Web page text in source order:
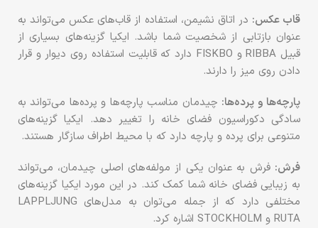
قاب عکس: در اتاق نشیمن، استفاده از قاب‌های عکس می‌تواند به
عنوان بازتابی از شخصیت شما باشد. ایکیا گزینه‌های بسیاری از
قبیل RIBBA و FISKBO دارد که قابلیت استفاده روی دیوار و قرار
دادن روی میز را دارند.
پارچه‌ها و پرده‌ها: چیدمان مناسب پارچه‌ها و پرده‌ها می‌تواند به
سادگی دکوراسیون فضای خانه را تغییر دهد. ایکیا گزینه‌های
متنوعی برای پرده‌ و پارچه‌ دارد که با محیط اطراف سازگار هستند.
فرش: فرش به عنوان یکی از مولفه‌های اصلی چیدمان، می‌تواند
به زیبایی فضای خانه شما کمک کند. در این مورد ایکیا گزینه‌های
مختلفی دارد که از جمله می‌توان به مدل‌های LAPPLJUNG
RUTA و STOCKHOLM اشاره کرد.